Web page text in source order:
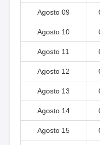
Agosto 09
Agosto 10
Agosto 11
Agosto 12
Agosto 13
Agosto 14
Agosto 15